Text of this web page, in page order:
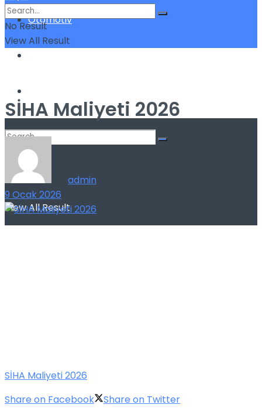
Otomotiv
No Result
View All Result
No Result
View All Result
SİHA Maliyeti 2026
admin
9 Ocak 2026
SİHA Maliyeti 2026
Share on Facebook
Share on Twitter